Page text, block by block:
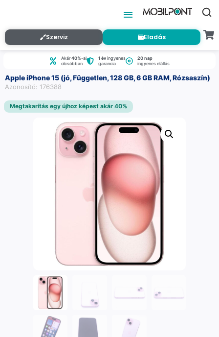
Szerviz Eladás
Akár40%-al
olcsóbban
1 évingyenes
garancia
20 nap
ingyenes elállás
Apple iPhone 15 (jó, Független, 128 GB, 6 GB RAM, Rózsaszín)
Azonosító: 176388
Megtakarítás egy újhoz képest akár 40%